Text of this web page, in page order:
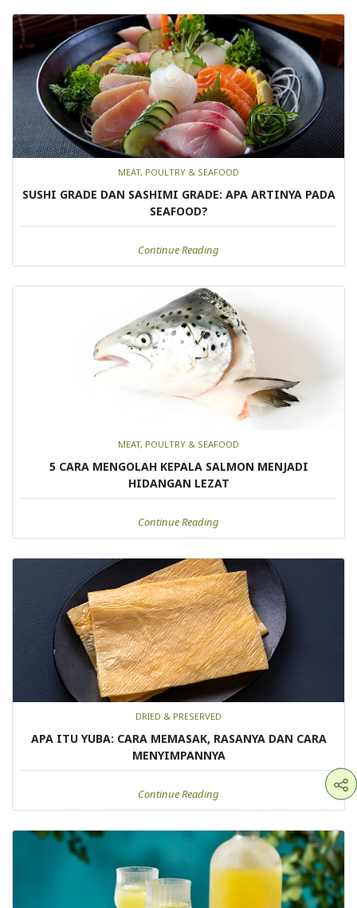
MEAT, POULTRY & SEAFOOD
SUSHI GRADE DAN SASHIMI GRADE: APA ARTINYA PADA
SEAFOOD?
Continue Reading
MEAT, POULTRY & SEAFOOD
5 CARA MENGOLAH KEPALA SALMON MENJADI
HIDANGAN LEZAT
Continue Reading
DRIED & PRESERVED
APA ITU YUBA: CARA MEMASAK, RASANYA DAN CARA
MENYIMPANNYA
Continue Reading